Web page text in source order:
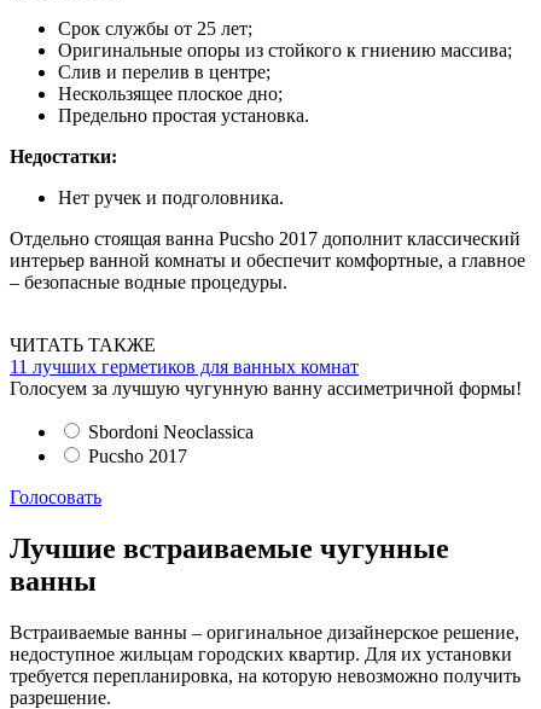
Срок службы от 25 лет;
Оригинальные опоры из стойкого к гниению массива;
Слив и перелив в центре;
Нескользящее плоское дно;
Предельно простая установка.
Недостатки:
Нет ручек и подголовника.
Отдельно стоящая ванна Pucsho 2017 дополнит классический
интерьер ванной комнаты и обеспечит комфортные, а главное
– безопасные водные процедуры.
ЧИТАТЬ ТАКЖЕ
11 лучших герметиков для ванных комнат
Голосуем за лучшую чугунную ванну ассиметричной формы!
Sbordoni Neoclassica
Pucsho 2017
Голосовать
Лучшие встраиваемые чугунные
ванны
Встраиваемые ванны – оригинальное дизайнерское решение,
недоступное жильцам городских квартир. Для их установки
требуется перепланировка, на которую невозможно получить
разрешение.